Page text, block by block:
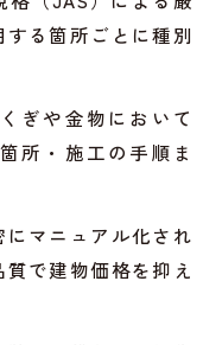
る箇所ごとに種別
ぎや金物において
所・施工の手順ま
マニュアル化され
で建物価格を抑え